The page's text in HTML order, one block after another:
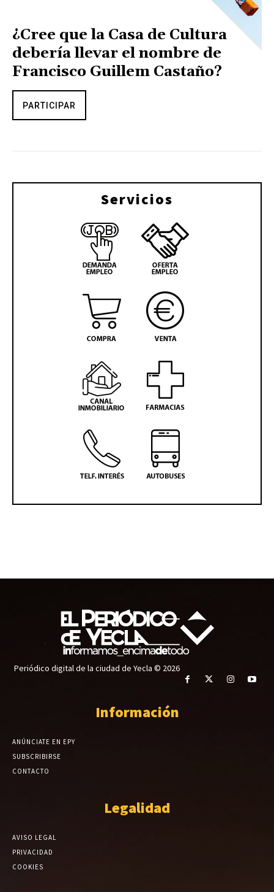
¿Cree que la Casa de Cultura
debería llevar el nombre de
Francisco Guillem Castaño?
PARTICIPAR
Servicios
Periódico digital de la ciudad de Yecla © 2026
Información
ANÚNCIATE EN EPY
SUBSCRIBIRSE
CONTACTO
Legalidad
AVISO LEGAL
PRIVACIDAD
COOKIES